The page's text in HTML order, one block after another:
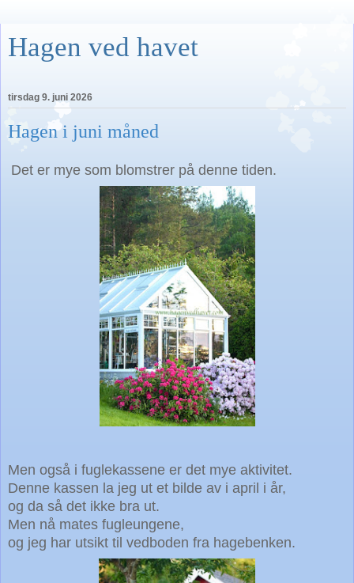
Hagen ved havet
tirsdag 9. juni 2026
Hagen i juni måned
Det er mye som blomstrer på denne tiden.
Men også i fuglekassene er det mye aktivitet.
Denne kassen la jeg ut et bilde av i april i år,
og da så det ikke bra ut.
Men nå mates fugleungene,
og jeg har utsikt til vedboden fra hagebenken.